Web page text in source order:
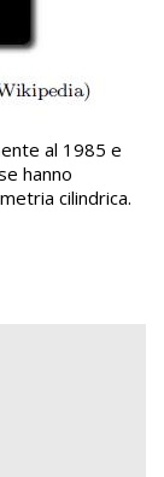
al 1985 e
hanno
cilindrica.